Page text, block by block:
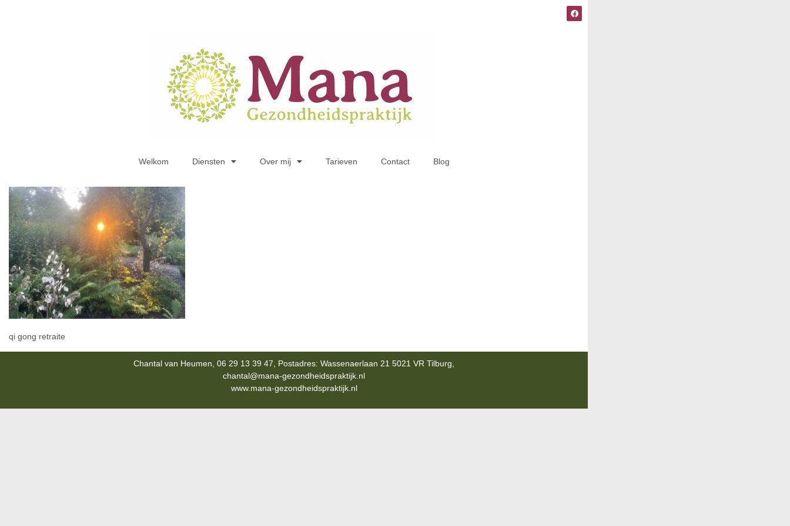
Welkom Diensten Over mij Tarieven Contact Blog
qi gong retraite
Chantal van Heumen, 06 29 13 39 47, Postadres: Wassenaerlaan 21 5021 VR Tilburg,
chantal@mana-gezondheidspraktijk.nl
www.mana-gezondheidspraktijk.nl